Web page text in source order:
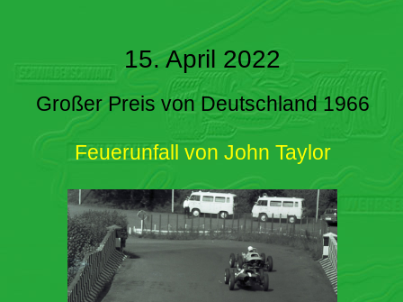
15. April 2022
Großer Preis von Deutschland 1966
Feuerunfall von John Taylor